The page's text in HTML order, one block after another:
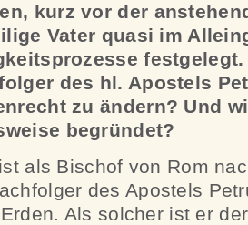
kurz vor der
Vater quasi im
des hl. Apostels
zu ändern? Und
begründet?
als Bischof von Rom
des Apostels
Als solcher ist er